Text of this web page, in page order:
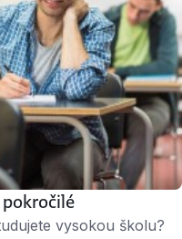
vysokou školu?